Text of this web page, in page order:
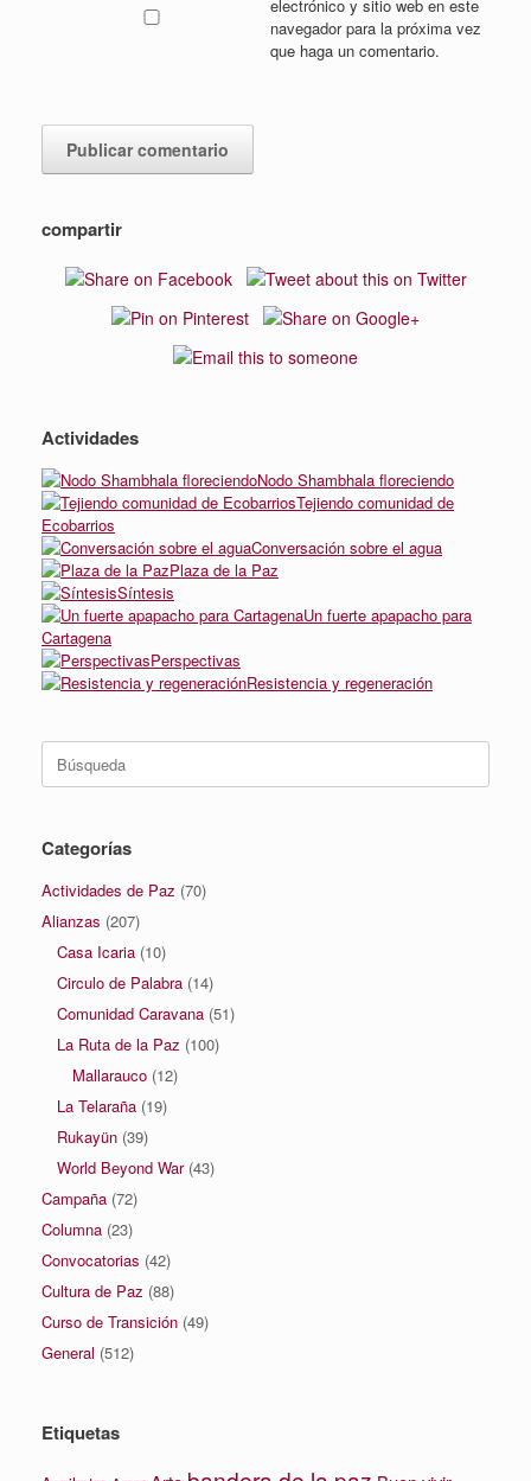
electrónico y sitio web en este
navegador para la próxima vez
que haga un comentario.
compartir
Actividades
Nodo Shambhala floreciendo
Tejiendo comunidad de
Ecobarrios
Conversación sobre el agua
Plaza de la Paz
Síntesis
Un fuerte apapacho para
Cartagena
Perspectivas
Resistencia y regeneración
Categorías
Actividades de Paz (70)
Alianzas (207)
Casa Icaria (10)
Circulo de Palabra (14)
Comunidad Caravana (51)
La Ruta de la Paz (100)
Mallarauco (12)
La Telaraña (19)
Rukayün (39)
World Beyond War(43)
Campaña (72)
Columna (23)
Convocatorias (42)
Cultura de Paz (88)
Curso de Transición (49)
General (512)
Etiquetas